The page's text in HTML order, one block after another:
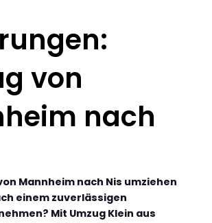
von
nach
Mannheim nach Nis umziehen
einem zuverlässigen
Mit Umzug Klein aus